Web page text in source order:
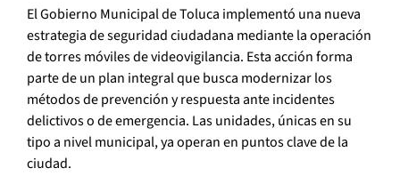
El Gobierno Municipal de Toluca implementó una nueva
estrategia de seguridad ciudadana mediante la operación
de torres móviles de videovigilancia. Esta acción forma
parte de un plan integral que busca modernizar los
métodos de prevención y respuesta ante incidentes
delictivos o de emergencia. Las unidades, únicas en su
tipo a nivel municipal, ya operan en puntos clave de la
ciudad.